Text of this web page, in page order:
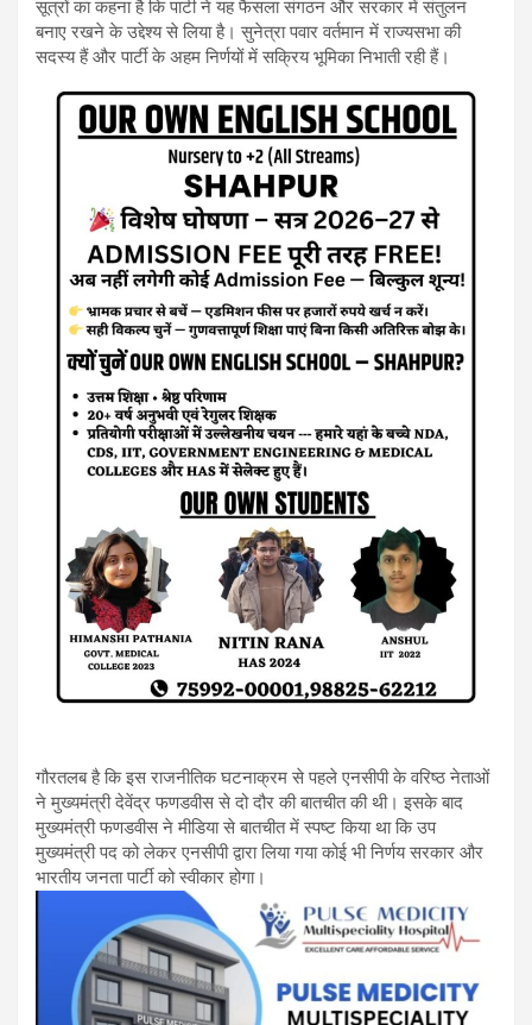
सूत्रों का कहना है कि पार्टी ने यह फैसला संगठन और सरकार में संतुलन
बनाए रखने के उद्देश्य से लिया है। सुनेत्रा पवार वर्तमान में राज्यसभा की
सदस्य हैं और पार्टी के अहम निर्णयों में सक्रिय भूमिका निभाती रही हैं।
गौरतलब है कि इस राजनीतिक घटनाक्रम से पहले एनसीपी के वरिष्ठ नेताओं
ने मुख्यमंत्री देवेंद्र फणडवीस से दो दौर की बातचीत की थी। इसके बाद
मुख्यमंत्री फणडवीस ने मीडिया से बातचीत में स्पष्ट किया था कि उप
मुख्यमंत्री पद को लेकर एनसीपी द्वारा लिया गया कोई भी निर्णय सरकार और
भारतीय जनता पार्टी को स्वीकार होगा।